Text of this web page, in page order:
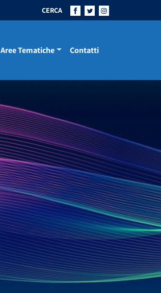
CERCA
Aree Tematiche Contatti